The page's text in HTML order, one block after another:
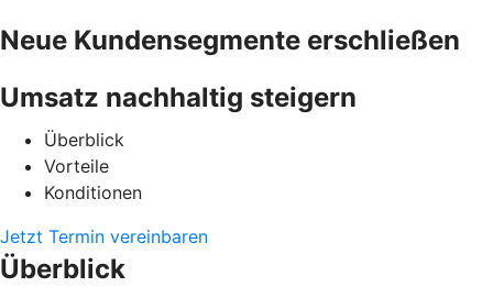
Neue Kundensegmente erschließen
Umsatz nachhaltig steigern
Überblick
Vorteile
Konditionen
Jetzt Termin vereinbaren
Überblick